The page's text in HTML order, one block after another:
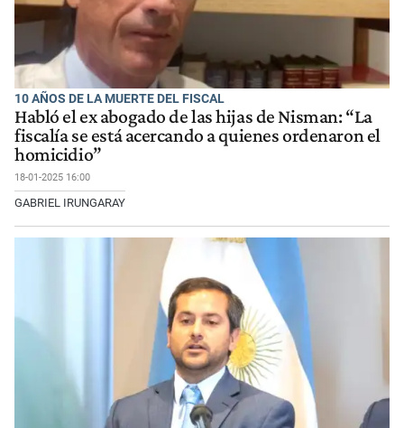
10 AÑOS DE LA MUERTE DEL FISCAL
Habló el ex abogado de las hijas de Nisman: “La
fiscalía se está acercando a quienes ordenaron el
homicidio”
18-01-2025 16:00
GABRIEL IRUNGARAY